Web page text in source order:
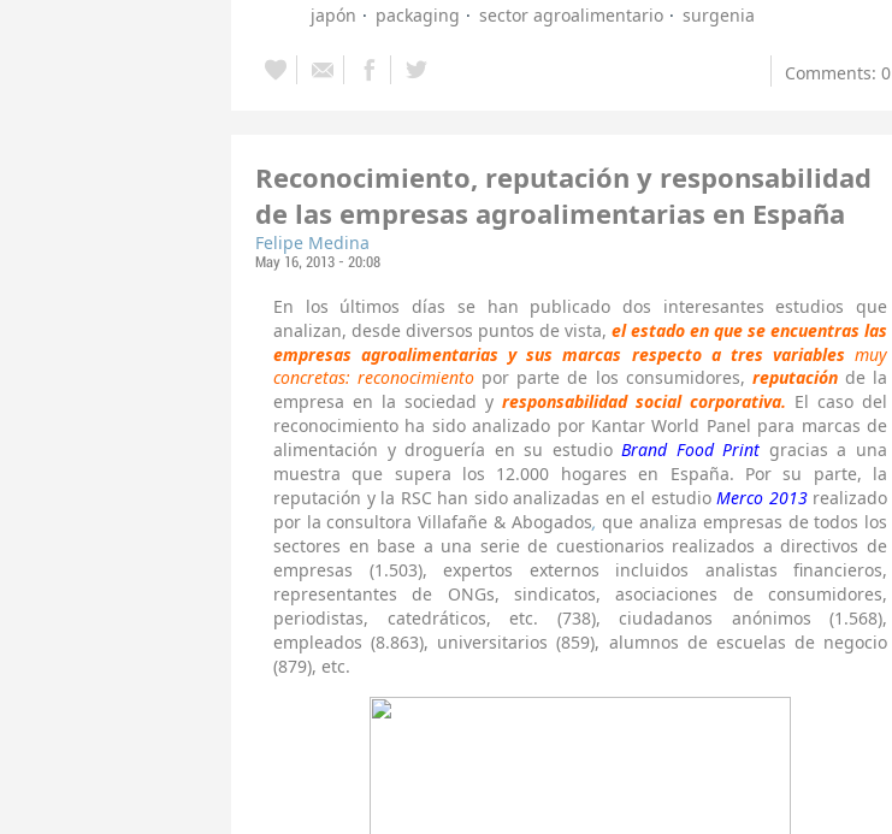
japón
packaging sector agroalimentario surgenia
Comments: 0
Reconocimiento, reputación y responsabilidad
de las empresas agroalimentarias en España
Felipe Medina
May 16, 2013 - 20:08
En los últimos días se han publicado dos interesantes estudios que
analizan, desde diversos puntos de vista, el estado en que se encuentras las
empresas agroalimentarias y sus marcas respecto a tres variables muy
concretas: reconocimiento por parte de los consumidores, reputaciónde la
empresa en la sociedad y responsabilidad social corporativa. El caso del
reconocimiento ha sido analizado por Kantar World Panel para marcas de
alimentación y droguería en su estudioBrand Food Print gracias a una
muestra que supera los 12.000 hogares en España. Por su parte, la
reputación y la RSC han sido analizadas en el estudio Merco 2013 realizado
por la consultora Villafañe & Abogados, que analiza empresas de todos los
sectores en base a una serie de cuestionarios realizados a directivos de
empresas (1.503), expertos externos incluidos analistas financieros,
representantes de ONGs, sindicatos, asociaciones de consumidores,
periodistas, catedráticos, etc. (738), ciudadanos anónimos (1.568),
empleados (8.863), universitarios (859), alumnos de escuelas de negocio
(879), etc.